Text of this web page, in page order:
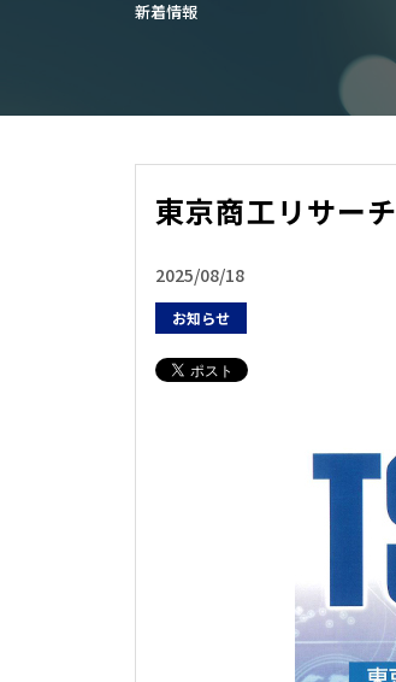
新着情報
東京商工リサー
2025/08/18
お知らせ